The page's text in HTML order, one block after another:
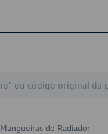
Mangueiras de Radiador